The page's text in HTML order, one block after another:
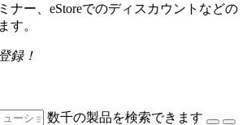
ナー、eStoreでのディスカウントなどの
す。
録！
数千の製品を検索できます